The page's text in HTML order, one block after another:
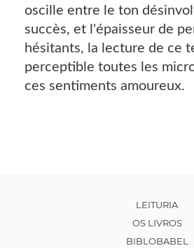
oscille entre le ton
succès, et l'épaisseur de
hésitants, la lecture de ce
perceptible toutes les
ces sentiments amoureux.
LEITURIA
OS LIVROS
BIBLOBABEL